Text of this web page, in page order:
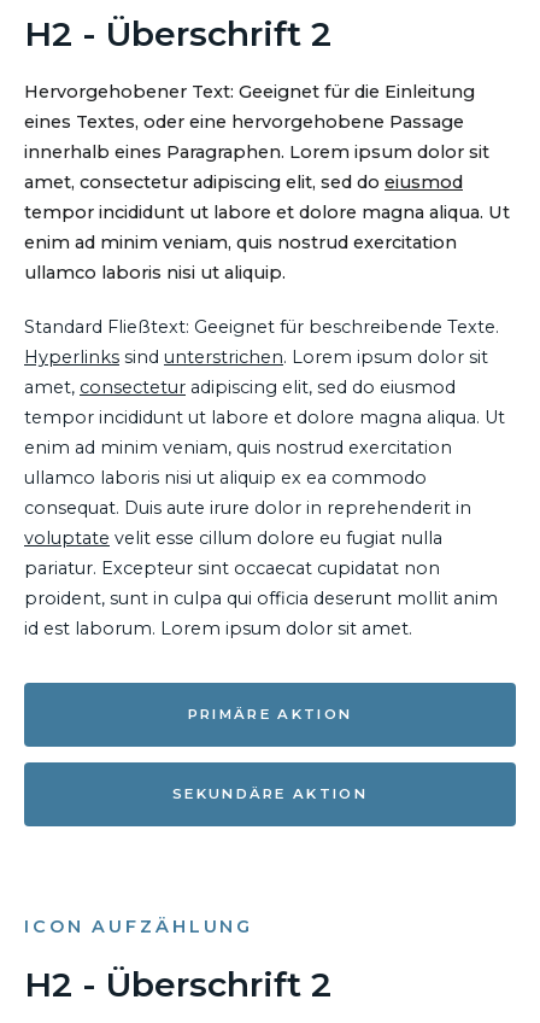
H2 - Überschrift 2
Hervorgehobener Text: Geeignet für die Einleitung
eines Textes, oder eine hervorgehobene Passage
innerhalb eines Paragraphen. Lorem ipsum dolor sit
amet, consectetur adipiscing elit, sed do eiusmod
tempor incididunt ut labore et dolore magna aliqua. Ut
enim ad minim veniam, quis nostrud exercitation
ullamco laboris nisi ut aliquip.
Standard Fließtext: Geeignet für beschreibende Texte.
Hyperlinks sind unterstrichen. Lorem ipsum dolor sit
amet, consectetur adipiscing elit, sed do eiusmod
tempor incididunt ut labore et dolore magna aliqua. Ut
enim ad minim veniam, quis nostrud exercitation
ullamco laboris nisi ut aliquip ex ea commodo
consequat. Duis aute irure dolor in reprehenderit in
voluptate velit esse cillum dolore eu fugiat nulla
pariatur. Excepteur sint occaecat cupidatat non
proident, sunt in culpa qui officia deserunt mollit anim
id est laborum. Lorem ipsum dolor sit amet.
PRIMÄRE AKTION
SEKUNDÄRE AKTION
ICON AUFZÄHLUNG
H2 - Überschrift 2